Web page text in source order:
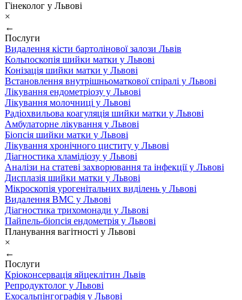
Гінеколог у Львові
×
←
Послуги
Видалення кісти бартолінової залози Львів
Кольпоскопія шийки матки у Львові
Конізація шийки матки у Львові
Встановлення внутрішньоматкової спіралі у Львові
Лікування ендометріозу у Львові
Лікування молочниці у Львові
Радіохвильова коагуляція шийки матки у Львові
Амбулаторне лікування у Львові
Біопсія шийки матки у Львові
Лікування хронічного циститу у Львові
Діагностика хламідіозу у Львові
Аналізи на статеві захворювання та інфекції у Львові
Дисплазія шийки матки у Львові
Мікроскопія урогенітальних виділень у Львові
Видалення ВМС у Львові
Діагностика трихомонади у Львові
Пайпель-біопсія ендометрія у Львові
Планування вагітності у Львові
×
←
Послуги
Кріоконсервація яйцеклітин Львів
Репродуктолог у Львові
Ехосальпінгографія у Львові